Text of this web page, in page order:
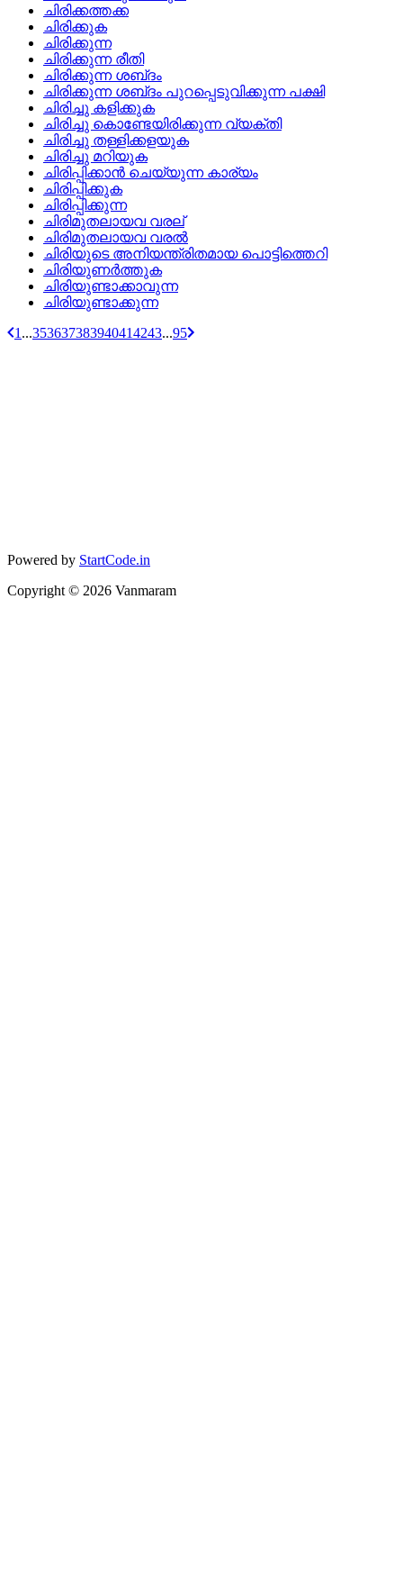
ചിരിക്കത്തക്ക
ചിരിക്കുക
ചിരിക്കുന്ന
ചിരിക്കുന്ന രീതി
ചിരിക്കുന്ന ശബ്‌ദം
ചിരിക്കുന്ന ശബ്‌ദം പുറപ്പെടുവിക്കുന്ന പക്ഷി
ചിരിച്ചു കളിക്കുക
ചിരിച്ചു കൊണ്ടേയിരിക്കുന്ന വ്യക്തി
ചിരിച്ചു തള്ളിക്കളയുക
ചിരിച്ചു മറിയുക
ചിരിപ്പിക്കാന്‍ ചെയ്യുന്ന കാര്യം
ചിരിപ്പിക്കുക
ചിരിപ്പിക്കുന്ന
ചിരിമുതലായവ വരല്
ചിരിമുതലായവ വരല്‍
ചിരിയുടെ അനിയന്ത്രിതമായ പൊട്ടിത്തെറി
ചിരിയുണര്‍ത്തുക
ചിരിയുണ്ടാക്കാവുന്ന
ചിരിയുണ്ടാക്കുന്ന
1 ...353637383940414243...95
Powered by StartCode.in
Copyright © 2026 Vanmaram